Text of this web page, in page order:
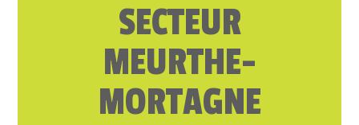
SECTEUR
MEURTHE-
MORTAGNE